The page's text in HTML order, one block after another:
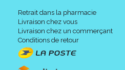
Retrait dans la pharmacie
Livraison chez vous
Livraison chez un commerçant
Conditions de retour